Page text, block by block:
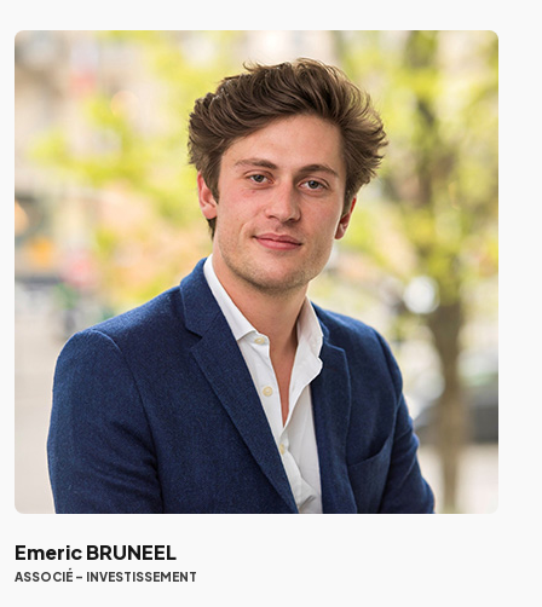
Emeric BRUNEEL
ASSOCIÉ - INVESTISSEMENT